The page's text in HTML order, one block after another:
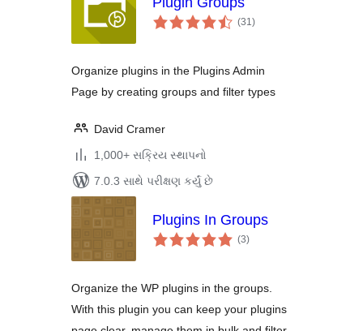
(31કુલ
રેટિંગ્સ
)
Organize plugins in the Plugins Admin
Page by creating groups and filter types
David Cramer
1,000+ સક્રિય સ્થાપનો
7.0.3 સાથે પરીક્ષણ કર્યું છે
Plugins In Groups
(3કુલ
રેટિંગ્સ
)
Organize the WP plugins in the groups.
With this plugin you can keep your plugins